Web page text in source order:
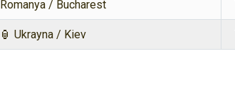
Romanya / Bucharest
🏮 Ukrayna / Kiev